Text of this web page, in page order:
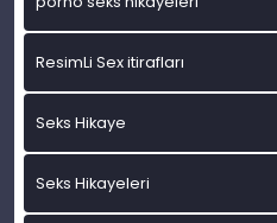
ResimLi Sex itirafları
Seks Hikaye
Seks Hikayeleri